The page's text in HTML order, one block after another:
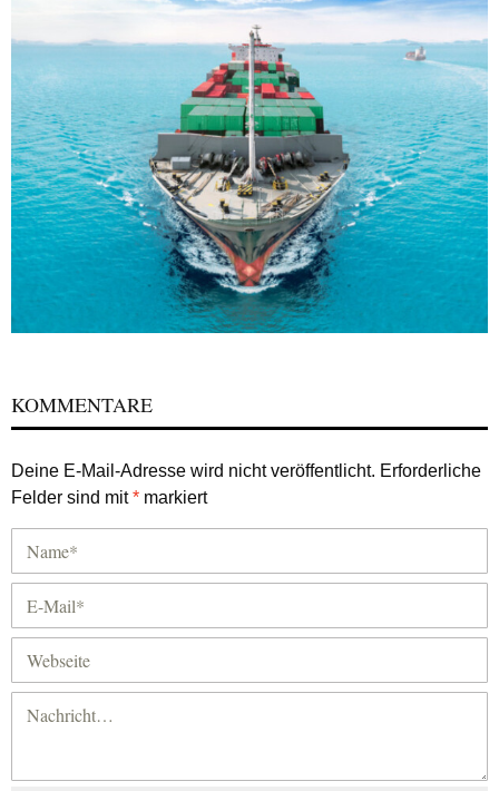
KOMMENTARE
Deine E-Mail-Adresse wird nicht veröffentlicht. Erforderliche
Felder sind mit* markiert